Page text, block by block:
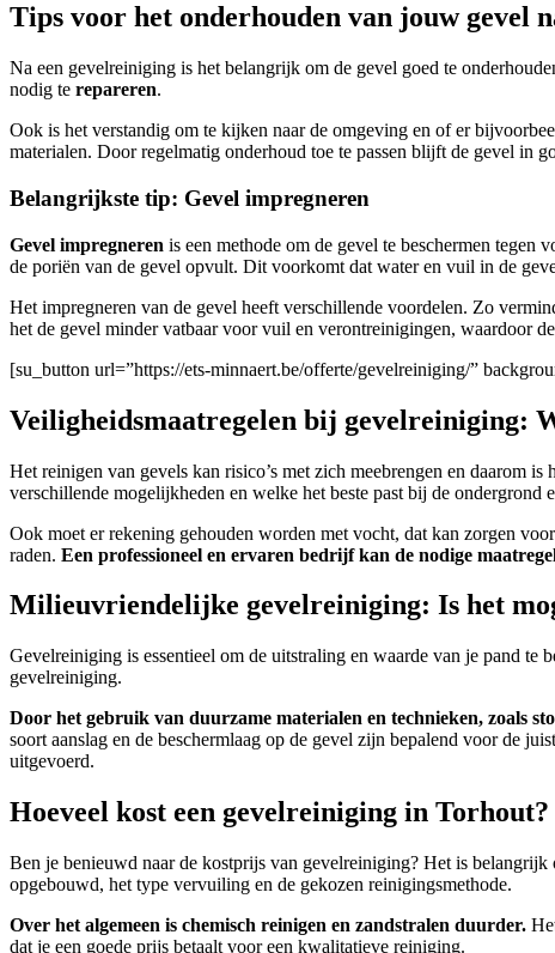
Tips voor het onderhouden van jouw gevel
Na een gevelreiniging is het belangrijk om de gevel goed te
nodig te repareren.
Ook is het verstandig om te kijken naar de omgeving en of er
materialen. Door regelmatig onderhoud toe te passen blijft de gevel in
Belangrijkste tip: Gevel impregneren
Gevel impregneren is een methode om de gevel te beschermen
de poriën van de gevel opvult. Dit voorkomt dat water en vuil in de
Het impregneren van de gevel heeft verschillende voordelen. Zo
het de gevel minder vatbaar voor vuil en verontreinigingen, waardoor
[su_button url=”https://ets-minnaert.be/offerte/gevelreiniging/”
Veiligheidsmaatregelen bij gevelreiniging:
Het reinigen van gevels kan risico’s met zich meebrengen en daarom
verschillende mogelijkheden en welke het beste past bij de ondergrond
Ook moet er rekening gehouden worden met vocht, dat kan zorgen
raden. Een professioneel en ervaren bedrijf kan de nodige
Milieuvriendelijke gevelreiniging: Is het
Gevelreiniging is essentieel om de uitstraling en waarde van je pand
gevelreiniging.
Door het gebruik van duurzame materialen en technieken, zoals
soort aanslag en de beschermlaag op de gevel zijn bepalend voor de
uitgevoerd.
Hoeveel kost een gevelreiniging in Torhout?
Ben je benieuwd naar de kostprijs van gevelreiniging? Het is
opgebouwd, het type vervuiling en de gekozen reinigingsmethode.
Over het algemeen is chemisch reinigen en zandstralen duurder.
dat je een goede prijs betaalt voor een kwalitatieve reiniging.